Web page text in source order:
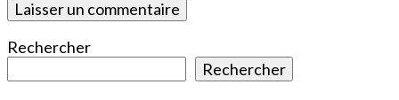
Rechercher
Rechercher